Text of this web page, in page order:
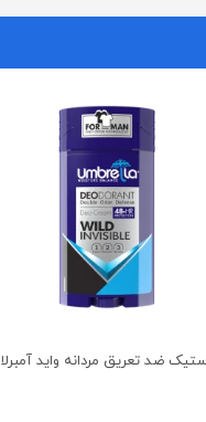
ضد تعریق مردانه واید آمبرلا